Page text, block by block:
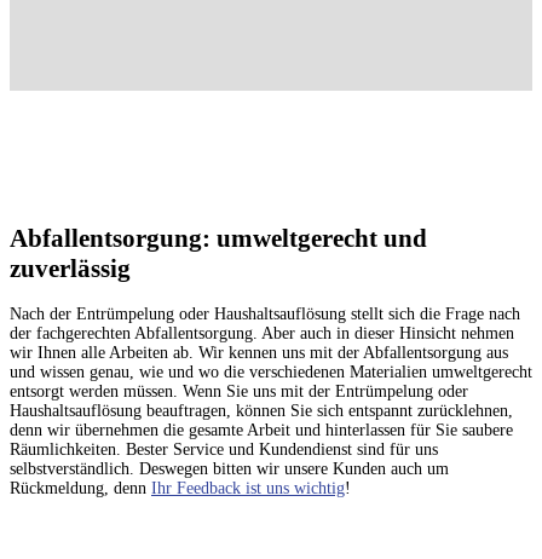
Abfallentsorgung: umweltgerecht und
zuverlässig
Nach der Entrümpelung oder Haushaltsauflösung stellt sich die Frage nach
der fachgerechten Abfallentsorgung. Aber auch in dieser Hinsicht nehmen
wir Ihnen alle Arbeiten ab. Wir kennen uns mit der Abfallentsorgung aus
und wissen genau, wie und wo die verschiedenen Materialien umweltgerecht
entsorgt werden müssen. Wenn Sie uns mit der Entrümpelung oder
Haushaltsauflösung beauftragen, können Sie sich entspannt zurücklehnen,
denn wir übernehmen die gesamte Arbeit und hinterlassen für Sie saubere
Räumlichkeiten. Bester Service und Kundendienst sind für uns
selbstverständlich. Deswegen bitten wir unsere Kunden auch um
Rückmeldung, denn Ihr Feedback ist uns wichtig!